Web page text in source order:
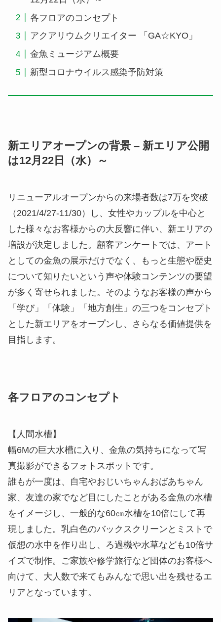
各フロアのコンセプト
アクアリウムクリエイター 「GA☆KYO」
金魚ミュージアム概要
新型コロナウイルス感染予防対策
新エリアオープンの背景 – 新エリア公開
は12月22日（水）～
リニューアルオープンからの来場者数は7万を突破
（2021/4/27-11/30）し、女性やカップルを中心と
した様々なお客様からの大反響に伴い、新エリアの
増設が決定しました。顧客アンケートでは、アート
としての金魚の展示だけでなく、もっと生態や歴史
について知りたいという声や体験コンテンツの要望
が多く寄せられました。そのようなお客様の声から
「学び」「体験」「地方創生」の三つをコンセプト
とした新エリアをオープンし、さらなる価値提供を
目指します。
各フロアのコンセプト
【人間水槽】
幅6Mの巨大水槽に入り、金魚の気持ちになって写
真撮影ができるフォトスポットです。
誰もが一度は、自宅やおじいちゃんおばあちゃん
家、友達の家でなど目にしたことがある金魚の水槽
をイメージし、一般的な60㎝水槽を10倍にして再
現しました。乳白色のバックスクリーンとミストで
仮想の水中を作り出し、ろ過機や水草なども10倍サ
イズで制作。ご家族や修学旅行など団体のお客様へ
向けて、大人数で来てもみんなで思い出を残せるエ
リアとなっています。